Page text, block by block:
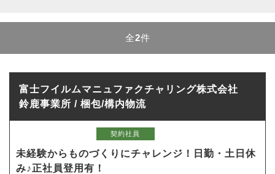
全2件
富士フイルムマニュファクチャリング株式会社
鈴鹿事業所 / 梱包/構内物流
契約社員
未経験からものづくりにチャレンジ！日勤・土日休
み♪正社員登用有！